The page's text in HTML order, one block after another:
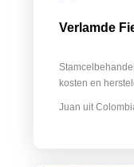
Verlamde
kosten en
Juan uit